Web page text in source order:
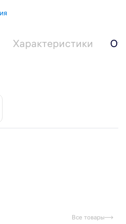
Характеристики
Все товары